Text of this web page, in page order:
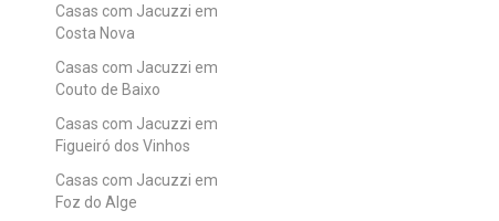
Casas com Jacuzzi em
Costa Nova
Casas com Jacuzzi em
Couto de Baixo
Casas com Jacuzzi em
Figueiró dos Vinhos
Casas com Jacuzzi em
Foz do Alge